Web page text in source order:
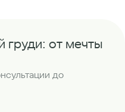
груди: от мечты
до